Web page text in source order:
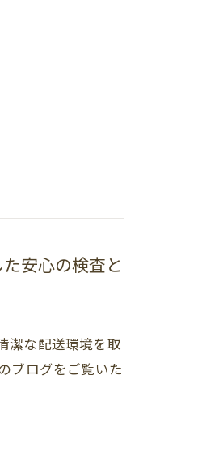
安心の検査と
潔な配送環境を取
ブログをご覧いた